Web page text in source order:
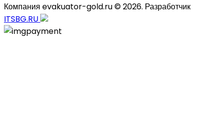
Компания evakuator-gold.ru © 2026. Разработчик
ITSBG.RU